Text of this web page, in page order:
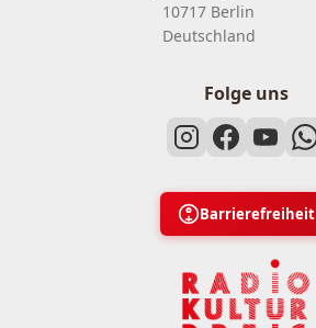
10717 Berlin
Deutschland
Folge uns
Barrierefreiheit